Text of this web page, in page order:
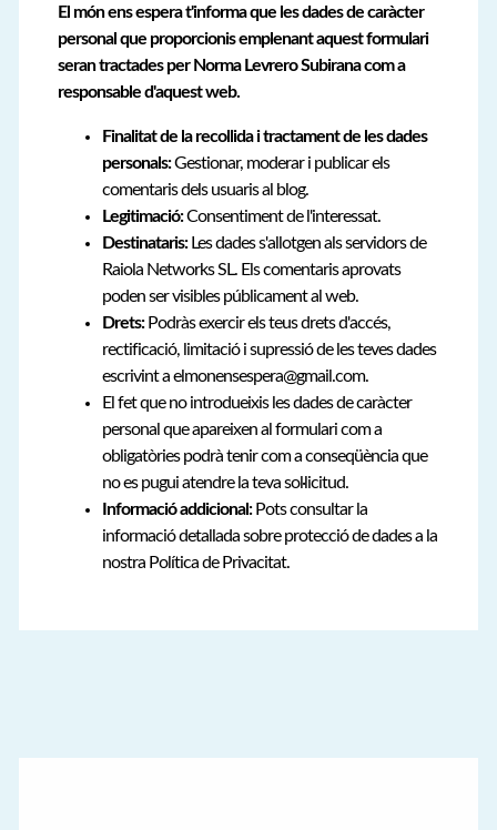
El món ens espera t'informa que les dades de caràcter
personal que proporcionis emplenant aquest formulari
seran tractades per Norma Levrero Subirana com a
responsable d'aquest web.
Finalitat de la recollida i tractament de les dades
personals:Gestionar, moderar i publicar els
comentaris dels usuaris al blog.
Legitimació:Consentiment de l'interessat.
Destinataris:Les dades s'allotgen als servidors de
Raiola Networks SL. Els comentaris aprovats
poden ser visibles públicament al web.
Drets:Podràs exercir els teus drets d'accés,
rectificació, limitació i supressió de les teves dades
escrivint a elmonensespera@gmail.com.
El fet que no introdueixis les dades de caràcter
personal que apareixen al formulari com a
obligatòries podrà tenir com a conseqüència que
no es pugui atendre la teva sol·licitud.
Informació addicional:Pots consultar la
informació detallada sobre protecció de dades a la
nostra Política de Privacitat.